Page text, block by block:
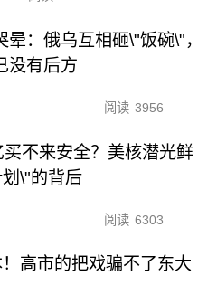
晕：俄乌互相砸\"饭碗\"，
没有后方
阅读 3956
买不来安全？美核潜光鲜
\"的背后
阅读 6303
高市的把戏骗不了东大